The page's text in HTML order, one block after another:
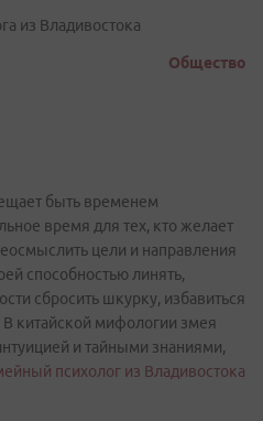
из Владивостока
Общество
быть временем
время для тех, кто желает
цели и направления
способностью линять,
сбросить шкурку, избавиться
китайской мифологии змея
и тайными знаниями,
психолог из Владивостока